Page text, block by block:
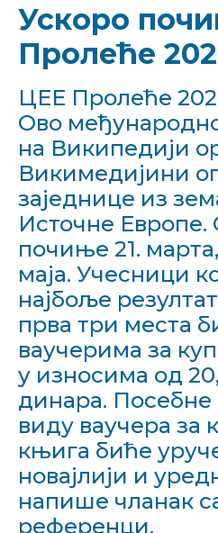
Ускоро
Пролеће
ЦЕЕ Пролеће
Ово
на Википедији
Викимедијини
заједнице из
Источне
почиње 21. марта,
маја. Учесници
најбоље
прва три места
ваучерима за
у износима од
динара. Посебне
виду ваучера за
књига биће
новајлији и
напише чланак
референци.